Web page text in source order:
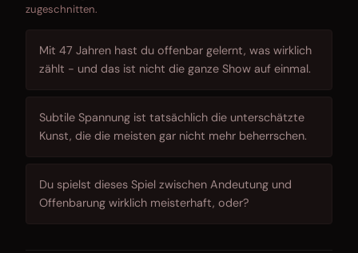
zugeschnitten.
Mit 47 Jahren hast du offenbar gelernt, was wirklich
zählt - und das ist nicht die ganze Show auf einmal.
Subtile Spannung ist tatsächlich die unterschätzte
Kunst, die die meisten gar nicht mehr beherrschen.
Du spielst dieses Spiel zwischen Andeutung und
Offenbarung wirklich meisterhaft, oder?